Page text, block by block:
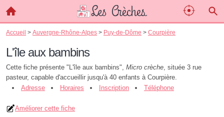
Accueil > Auvergne-Rhône-Alpes > Puy-de-Dôme > Courpière
L'île aux bambins
Cette fiche présente "L'île aux bambins", Micro crèche, située 3 rue
pasteur, capable d'accueillir jusqu'à 40 enfants à Courpière.
Adresse
Horaires Inscription Téléphone
Améliorer cette fiche